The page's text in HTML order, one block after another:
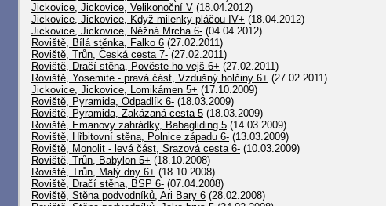
Jickovice, Jickovice, Velikonoční V (18.04.2012)
Jickovice, Jickovice, Když milenky pláčou IV+ (18.04.2012)
Jickovice, Jickovice, Něžná Mrcha 6- (04.04.2012)
Roviště, Bílá stěnka, Falko 6 (27.02.2011)
Roviště, Trůn, Česká cesta 7- (27.02.2011)
Roviště, Dračí stěna, Pověste ho vejš 6+ (27.02.2011)
Roviště, Yosemite - pravá část, Vzdušný holčiny 6+ (27.02.2011)
Jickovice, Jickovice, Lomikámen 5+ (17.10.2009)
Roviště, Pyramida, Odpadlík 6- (18.03.2009)
Roviště, Pyramida, Zakázaná cesta 5 (18.03.2009)
Roviště, Emanovy zahrádky, Babagliding 5 (14.03.2009)
Roviště, Hřbitovní stěna, Polnice západu 6- (13.03.2009)
Roviště, Monolit - levá část, Srazová cesta 6- (10.03.2009)
Roviště, Trůn, Babylon 5+ (18.10.2008)
Roviště, Trůn, Malý dny 6+ (18.10.2008)
Roviště, Dračí stěna, BSP 6- (07.04.2008)
Roviště, Stěna podvodníků, Ari Bary 6 (28.02.2008)